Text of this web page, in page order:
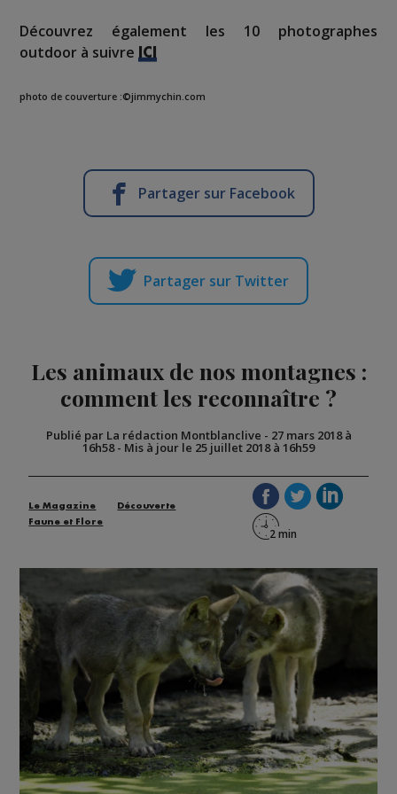
Découvrez également les 10 photographes
outdoor à suivre ICI
photo de couverture :©jimmychin.com
Partager sur Facebook
Partager sur Twitter
Les animaux de nos montagnes :
comment les reconnaître ?
Publié par La rédaction Montblanclive - 27 mars 2018 à
16h58- Mis à jour le 25 juillet 2018 à 16h59
Le Magazine
Découverte
Faune et Flore